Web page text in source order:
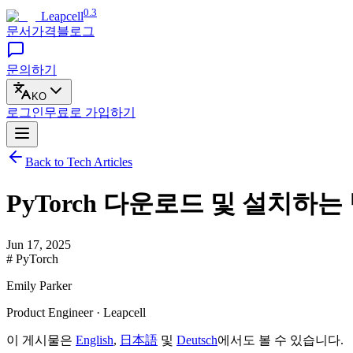
Leapcell0.3
문서 가격블로그
문의하기
KO
로그인무료로 가입하기
Back to Tech Articles
PyTorch 다운로드 및 설치하는
Jun 17, 2025
# PyTorch
Emily Parker
Product Engineer · Leapcell
이 게시물은 English, 日本語 및 Deutsch에서도 볼 수 있습니다.